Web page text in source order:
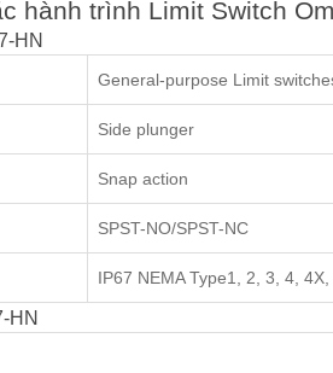
hành trình Limit Switch
HN
General-purpose Limit
Side plunger
Snap action
SPST-NO/SPST-NC
IP67 NEMA Type1, 2, 3, 4,
HN